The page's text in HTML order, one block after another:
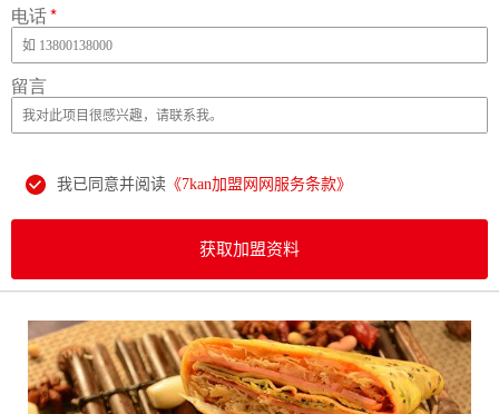
电话*
留言
我已同意并阅读 《7kan加盟网网服务条款》
获取加盟资料